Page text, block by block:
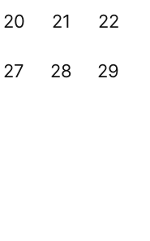
20 21 22
27 28 29